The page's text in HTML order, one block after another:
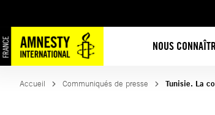
NOUS
au
contenu
Accueil Communiqués de presse Tunisie. La